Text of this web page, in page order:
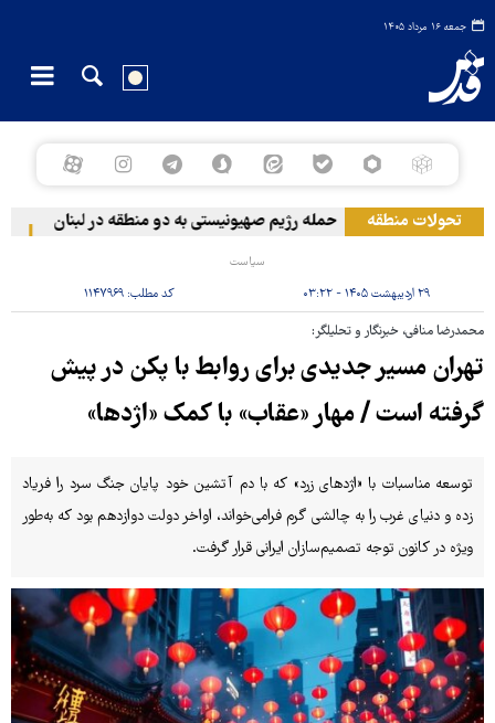
جمعه ۱۶ مرداد ۱۴۰۵
تحولات منطقه حمله رژیم صهیونیستی به دو منطقه در لبنان
سیاست
۲۹ اردیبهشت ۱۴۰۵ - ۰۳:۲۲ کد مطلب: ۱۱۴۷۹۶۹
محمدرضا منافی، خبرنگار و تحلیلگر:
تهران مسیر جدیدی برای روابط با پکن در پیش
گرفته است / مهار «عقاب» با کمک «اژدها»
توسعه مناسبات با «اژدهای زرد» که با دم آتشین خود پایان جنگ سرد را فریاد
زده و دنیای غرب را به چالشی گرم فرامی‌خواند، اواخر دولت دوازدهم بود که به‌طور
ویژه در کانون توجه تصمیم‌سازان ایرانی قرار گرفت.